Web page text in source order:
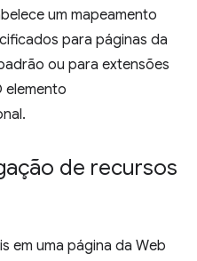
um mapeamento
para páginas da
ou para extensões
elemento
de recursos
em uma página da Web